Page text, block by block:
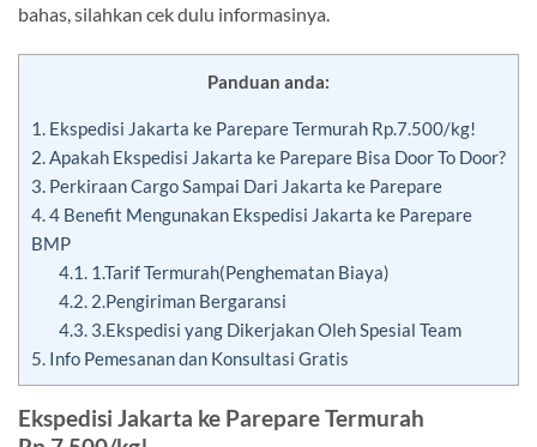
bahas, silahkan cek dulu informasinya.
Panduan anda:
1. Ekspedisi Jakarta ke Parepare Termurah Rp.7.500/kg!
2.Apakah Ekspedisi Jakarta ke Parepare Bisa Door To Door?
3. Perkiraan Cargo Sampai Dari Jakarta ke Parepare
4.4 Benefit Mengunakan Ekspedisi Jakarta ke Parepare
BMP
4.1.1.Tarif Termurah(Penghematan Biaya)
4.2.2.Pengiriman Bergaransi
4.3.3.Ekspedisi yang Dikerjakan Oleh Spesial Team
5. Info Pemesanan dan Konsultasi Gratis
Ekspedisi Jakarta ke Parepare Termurah